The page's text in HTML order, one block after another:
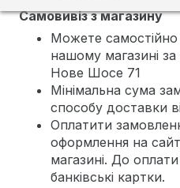
Самовивіз з магазину
Можете
нашому магазині
Нове Шосе 71
Мінімальна сума
способу доставки
Оплатити
оформлення на
магазині. До
банківські картки.